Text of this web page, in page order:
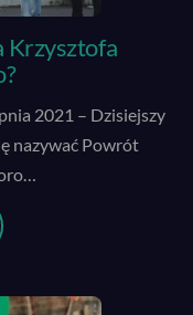
Krzysztofa
2021 – Dzisiejszy
nazywać Powrót
…